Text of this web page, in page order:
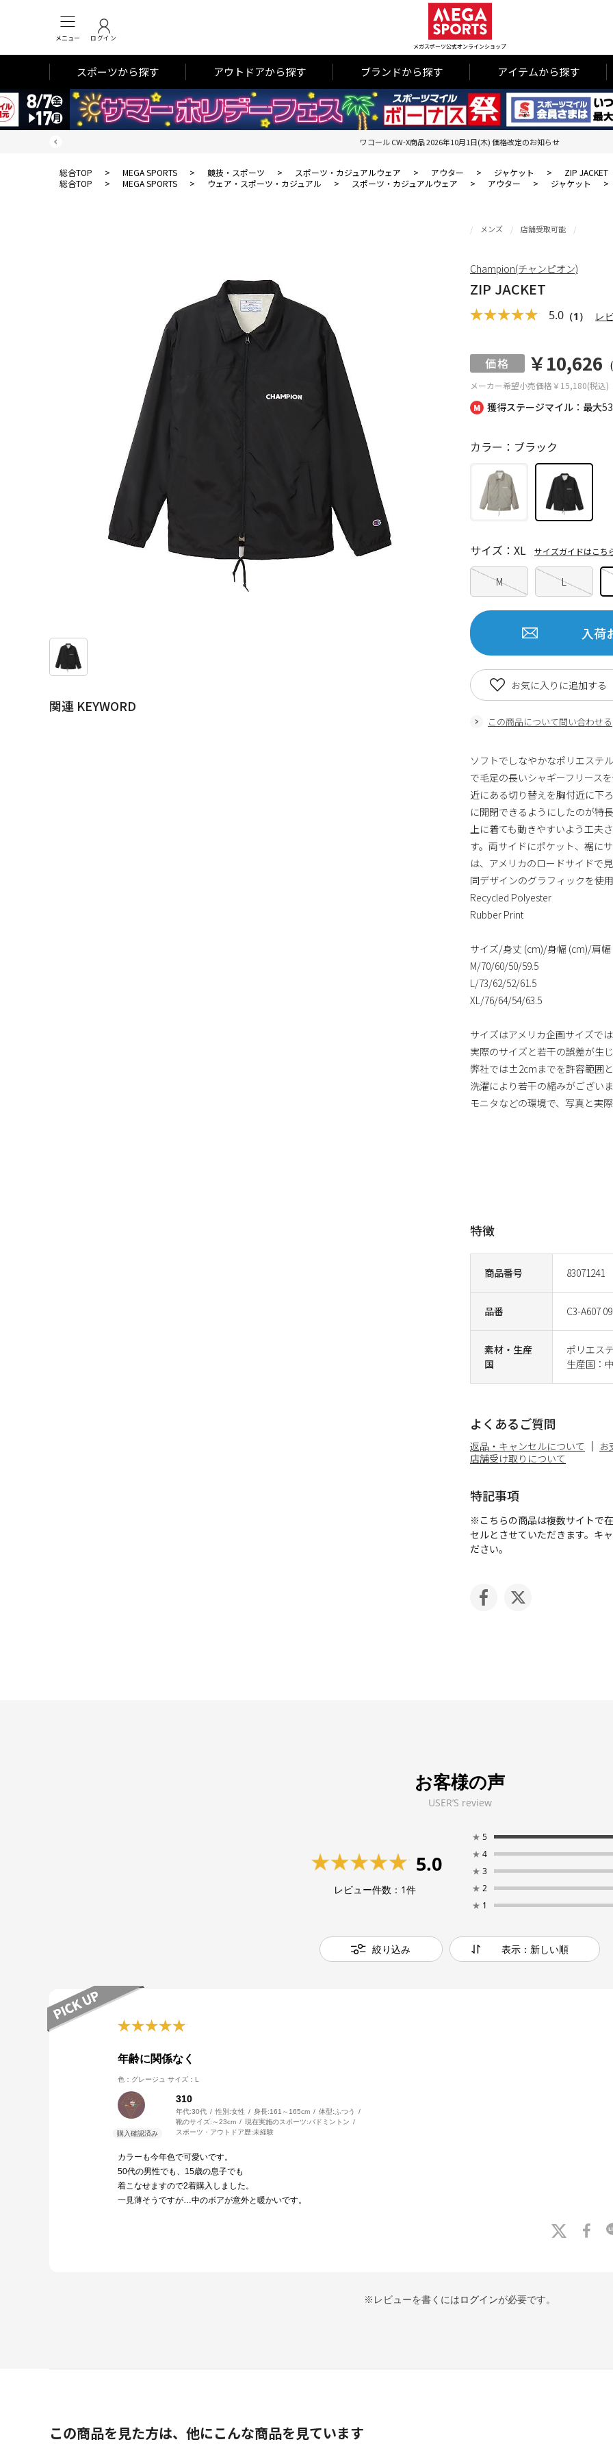
メニュー ログイン
メガスポーツ公式オンラインショップ
スポーツから探す アウトドアから探す ブランドから探す アイテムから探す
ワコール CW-X商品 2026年10月1日(木) 価格改定のお知らせ
総合TOP > MEGA SPORTS > 競技・スポーツ > スポーツ・カジュアルウェア > アウター > ジャケット >
ZIP JACKET
総合TOP
> MEGA SPORTS > ウェア・スポーツ・カジュアル > スポーツ・カジュアルウェア > アウター > ジャケット >
関連 KEYWORD
獲得ステージマイル：最大
メンズ 店舗受取可能
ZIP JACKET
5.0 （1） レ
メーカー希望小売価格￥15,180(税込)
￥10,626
商品番号 83071241
品番 C3-A607
素材・生産
国
ポリエス
生産国：
カラー：ブラック
M L
サイズ：XL サイズガイドはこち
入荷
この商品について問い合わせる
お気に入りに追加する
Champion(チャンピオン)
ソフトでしなやかなポリエステ
で毛足の長いシャギーフリース
近にある切り替えを胸付近に下
に開閉できるようにしたのが特
上に着ても動きやすいよう工夫
す。両サイドにポケット、裾に
は、アメリカのロードサイドで
同デザインのグラフィックを使
Recycled Polyester
Rubber Print
サイズ/身丈 (cm)/身幅 (cm)/肩
M/70/60/50/59.5
L/73/62/52/61.5
XL/76/64/54/63.5
サイズはアメリカ企画サイズで
実際のサイズと若干の誤差が生
弊社では±2cmまでを許容範囲
洗濯により若干の縮みがござい
モニタなどの環境で、写真と実
特徴
よくあるご質問
返品・キャンセルについて
お
店舗受け取りについて
特記事項
※こちらの商品は複数サイトで
セルとさせていただきます。キ
ださい。
お客様の声
USER’S review
5.0
レビュー件数： 1件
★ 5
★ 4
★ 3
★ 2
★ 1
絞り込み 表示：新しい順
年齢に関係なく
色：グレージュ サイズ：L
310
年代:30代 性別:女性 身長:161～165cm 体型:ふつう
靴のサイズ: ～23cm 現在実施のスポーツ:バドミントン
スポーツ・アウトドア歴:未経験
カラーも今年色で可愛いです。
50代の男性でも、15歳の息子でも
着こなせますので2着購入しました。
一見薄そうですが…中のボアが意外と暖かいです。
※レビューを書くにはログインが必要です。
この商品を見た方は、他にこんな商品を見ています